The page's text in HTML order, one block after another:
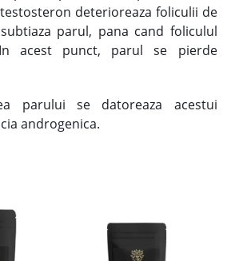
deterioreaza foliculii de
parul, pana cand foliculul
acest punct, parul se pierde
parului se datoreaza acestui
androgenica.